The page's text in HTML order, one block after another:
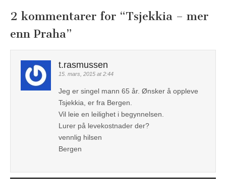
2 kommentarer for “Tsjekkia – mer
enn Praha”
t.rasmussen
15. mars, 2015 at 2:44
Jeg er singel mann 65 år. Ønsker å oppleve
Tsjekkia, er fra Bergen.
Vil leie en leilighet i begynnelsen.
Lurer på levekostnader der?
vennlig hilsen
Bergen